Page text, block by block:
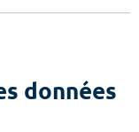
données